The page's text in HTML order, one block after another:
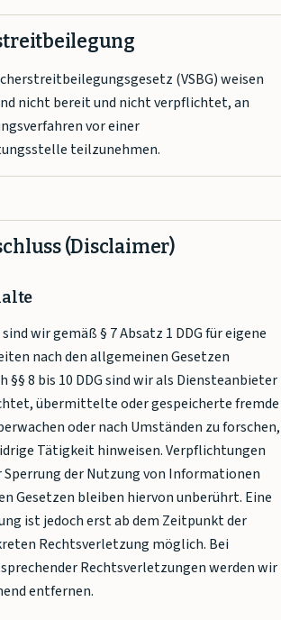
(VSBG) weisen
nicht bereit und nicht verpflichtet, an
vor einer
teilzunehmen.
(Disclaimer)
wir gemäß § 7 Absatz 1 DDG für eigene
nach den allgemeinen Gesetzen
8 bis 10 DDG sind wir als Diensteanbieter
übermittelte oder gespeicherte fremde
oder nach Umständen zu forschen,
Tätigkeit hinweisen. Verpflichtungen
der Nutzung von Informationen
Gesetzen bleiben hiervon unberührt. Eine
ist jedoch erst ab dem Zeitpunkt der
Rechtsverletzung möglich. Bei
Rechtsverletzungen werden wir
entfernen.